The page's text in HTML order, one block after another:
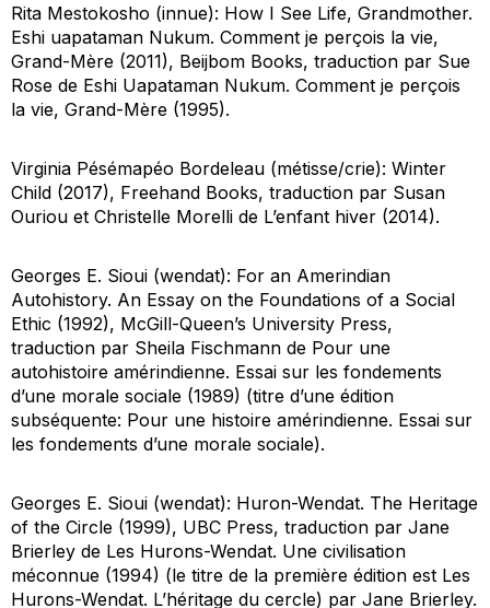
Rita Mestokosho (innue): How I See Life, Grandmother.
Eshi uapataman Nukum. Comment je perçois la vie,
Grand-Mère (2011), Beijbom Books, traduction par Sue
Rose de Eshi Uapataman Nukum. Comment je perçois
la vie, Grand-Mère (1995).
Virginia Pésémapéo Bordeleau (métisse/crie): Winter
Child (2017), Freehand Books, traduction par Susan
Ouriou et Christelle Morelli de L’enfant hiver (2014).
Georges E. Sioui (wendat): For an Amerindian
Autohistory. An Essay on the Foundations of a Social
Ethic (1992), McGill-Queen’s University Press,
traduction par Sheila Fischmann de Pour une
autohistoire amérindienne. Essai sur les fondements
d’une morale sociale (1989) (titre d’une édition
subséquente: Pour une histoire amérindienne. Essai sur
les fondements d’une morale sociale).
Georges E. Sioui (wendat): Huron-Wendat. The Heritage
of the Circle (1999), UBC Press, traduction par Jane
Brierley de Les Hurons-Wendat. Une civilisation
méconnue (1994) (le titre de la première édition est Les
Hurons-Wendat. L’héritage du cercle) par Jane Brierley.